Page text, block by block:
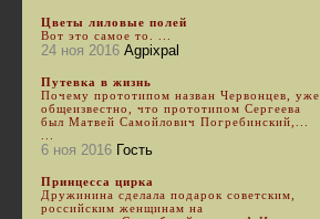
Цветы лиловые полей
Вот это самое то. ...
24 ноя 2016 Agpixpal
Путевка в жизнь
Почему прототипом назван Червонцев, уже
общеизвестно, что прототипом Сергеева
был Матвей Самойлович Погребинский,...
6 ноя 2016 Гость
Принцесса цирка
Дружинина сделала подарок советским,
российским женщинам на